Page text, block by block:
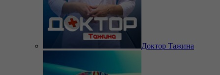
Доктор Тажина